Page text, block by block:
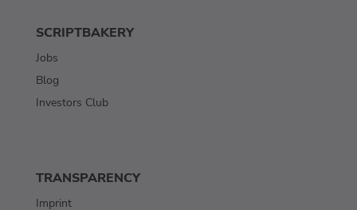
SCRIPTBAKERY
Jobs
Blog
Investors Club
TRANSPARENCY
Imprint